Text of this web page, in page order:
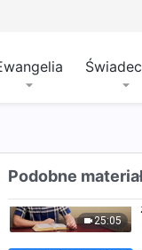
Podobne
25:05